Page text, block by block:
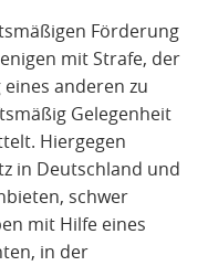
Förderung
mit Strafe, der
anderen zu
Gelegenheit
Hiergegen
in Deutschland und
schwer
mit Hilfe eines
in der